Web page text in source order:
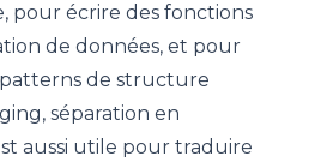
pour écrire des fonctions
de données, et pour
de structure
séparation en
aussi utile pour traduire